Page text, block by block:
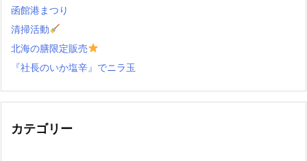
函館港まつり
清掃活動
北海の膳限定販売
『社長のいか塩辛』でニラ玉
カテゴリー